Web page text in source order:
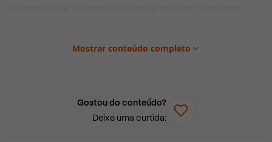
tudo sobre a Análise Combinatória. Vamos lá?
O que é Análise Combinatória?
Qual a função da Análise Combinatória?
Mostrar conteúdo completo
Gostou do conteúdo?
Deixe uma curtida: